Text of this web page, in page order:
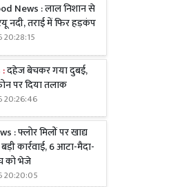
News : लाल निशान से
नदी, तराई में फिर हड़कंप
:दहेज बेचकर गया दुबई,
पर दिया तलाक
20:26:46
: फ्लोर मिलों पर खाद्य
कार्रवाई, 6 आटा-मैदा-
को भेजे
20:20:05